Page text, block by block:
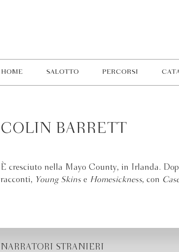
HOME SALOTTO PERCORSI
COLIN BARRETT
È cresciuto nella Mayo County, in Irlanda.
racconti, Young Skinse Homesickness, con
NARRATORI STRANIERI